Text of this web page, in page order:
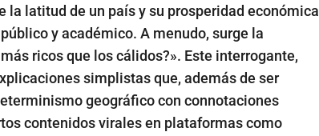
la latitud de un país y su prosperidad económica
público y académico. A menudo, surge la
ricos que los cálidos?». Este interrogante,
simplistas que, además de ser
geográfico con connotaciones
contenidos virales en plataformas como